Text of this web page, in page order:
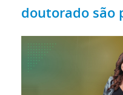
doutorado são